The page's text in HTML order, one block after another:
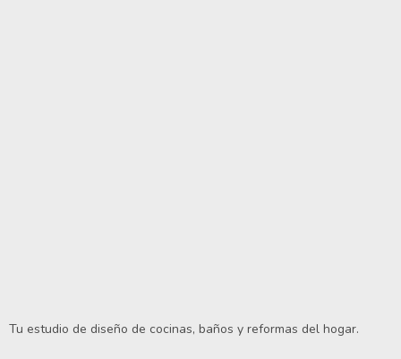
Tu estudio de diseño de cocinas, baños y reformas del hogar.